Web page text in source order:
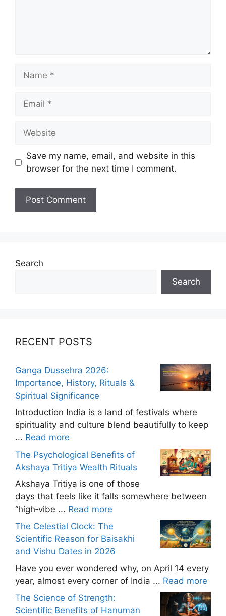
Name
Email
Website
Save my name, email, and website in this
browser for the next time I comment.
Search
Search
RECENT POSTS
Ganga Dussehra 2026:
Importance, History, Rituals &
Spiritual Significance
Introduction India is a land of festivals where
spirituality and culture blend beautifully to keep
... Read more
The Psychological Benefits of
Akshaya Tritiya Wealth Rituals
Akshaya Tritiya is one of those
days that feels like it falls somewhere between
“high‑vibe ... Read more
The Celestial Clock: The
Scientific Reason for Baisakhi
and Vishu Dates in 2026
Have you ever wondered why, on April 14 every
year, almost every corner of India ... Read more
The Science of Strength:
Scientific Benefits of Hanuman